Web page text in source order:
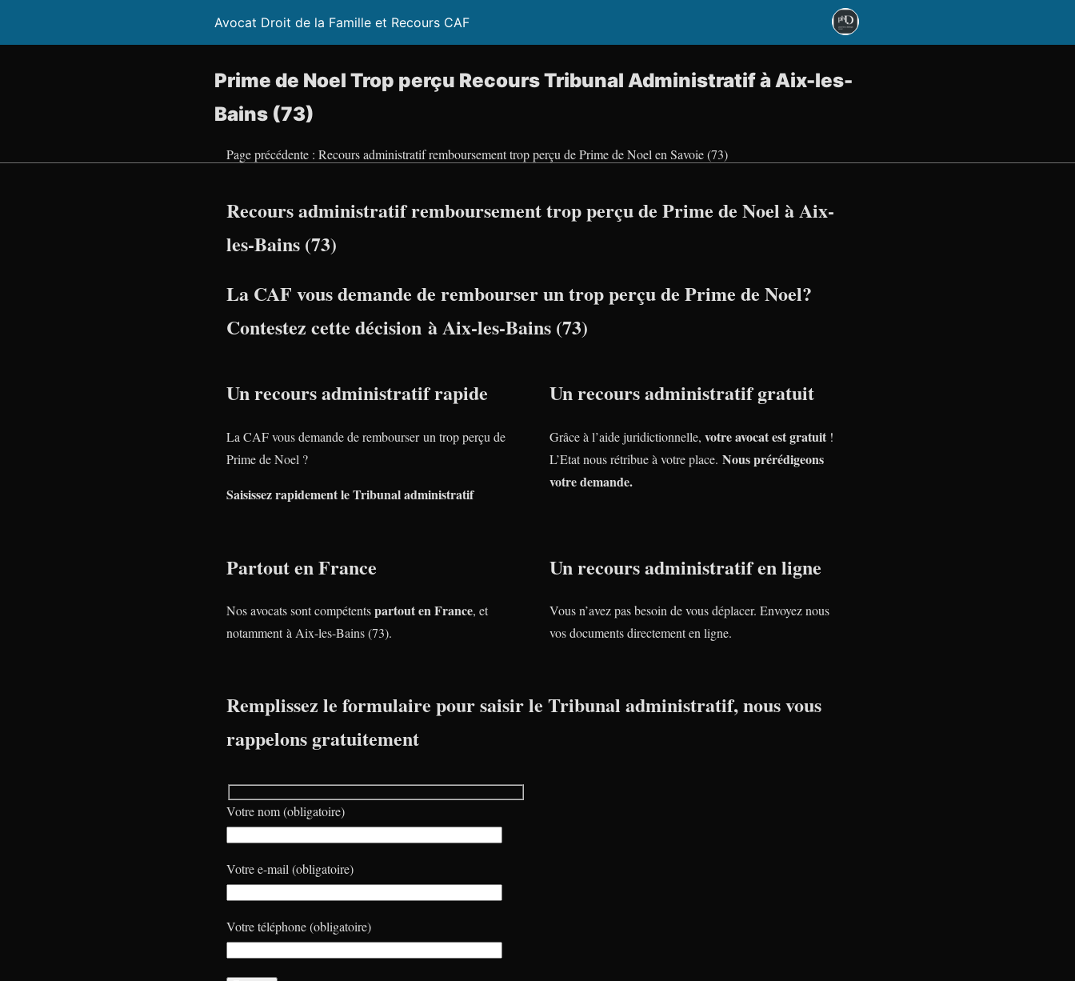
Avocat Droit de la Famille et Recours CAF
Prime de Noel Trop perçu Recours Tribunal Administratif à Aix-les-
Bains (73)
Page précédente : Recours administratif remboursement trop perçu de Prime de Noel en Savoie (73)
Recours administratif remboursement trop perçu de Prime de Noel à Aix-
les-Bains (73)
La CAF vous demande de rembourser un trop perçu de Prime de Noel?
Contestez cette décision à Aix-les-Bains (73)
Un recours administratif rapide
La CAF vous demande de rembourser un trop perçu de
Prime de Noel ?
Saisissez rapidement le Tribunal administratif
Un recours administratif gratuit
Grâce à l’aide juridictionnelle, votre avocat est gratuit !
L’Etat nous rétribue à votre place. Nous prérédigeons
votre demande.
Partout en France
Nos avocats sont compétentspartout en France, et
notamment à Aix-les-Bains (73).
Un recours administratif en ligne
Vous n’avez pas besoin de vous déplacer. Envoyez nous
vos documents directement en ligne.
Remplissez le formulaire pour saisir le Tribunal administratif, nous vous
rappelons gratuitement
Votre nom (obligatoire)
Votre e-mail (obligatoire)
Votre téléphone (obligatoire)